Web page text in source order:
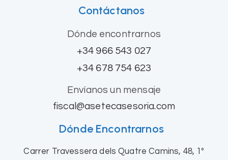
Contáctanos
Dónde encontrarnos
+34 966 543 027
+34 678 754 623
Envíanos un mensaje
fiscal@asetecasesoria.com
Dónde Encontrarnos
Carrer Travessera dels Quatre Camins, 48, 1º